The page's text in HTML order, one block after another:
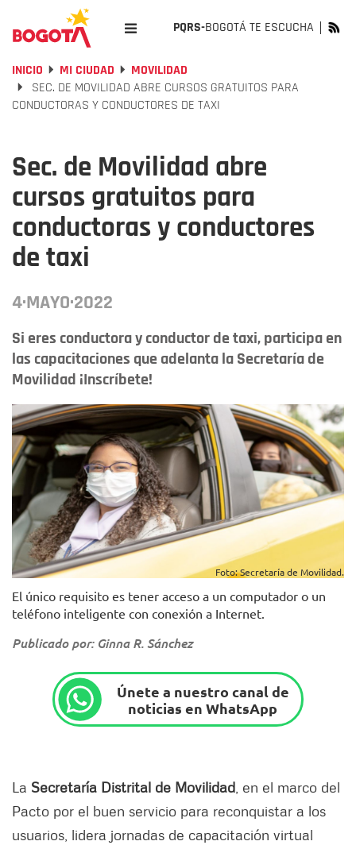
PQRS-BOGOTÁ TE ESCUCHA
INICIO MI CIUDAD
MOVILIDAD
SEC. DE MOVILIDAD ABRE CURSOS GRATUITOS PARA
CONDUCTORAS Y CONDUCTORES DE TAXI
Sec. de Movilidad abre
cursos gratuitos para
conductoras y conductores
de taxi
4·MAYO·2022
Si eres conductora y conductor de taxi, participa en
las capacitaciones que adelanta la Secretaría de
Movilidad ¡Inscríbete!
Foto: Secretaría de Movilidad.
El único requisito es tener acceso a un computador o un
teléfono inteligente con conexión a Internet.
Publicado por: Ginna R. Sánchez
Únete a nuestro canal de
noticias en WhatsApp
La Secretaría Distrital de Movilidad , en el marco del
Pacto por el buen servicio para reconquistar a los
usuarios, lidera jornadas de capacitación virtual